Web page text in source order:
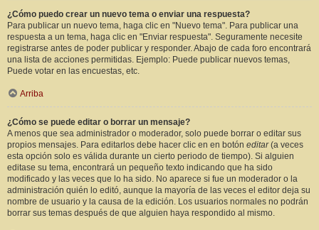
¿Cómo puedo crear un nuevo tema o enviar una respuesta?
Para publicar un nuevo tema, haga clic en "Nuevo tema". Para publicar una
respuesta a un tema, haga clic en "Enviar respuesta". Seguramente necesite
registrarse antes de poder publicar y responder. Abajo de cada foro encontrará
una lista de acciones permitidas. Ejemplo: Puede publicar nuevos temas,
Puede votar en las encuestas, etc.
Arriba
¿Cómo se puede editar o borrar un mensaje?
A menos que sea administrador o moderador, solo puede borrar o editar sus
propios mensajes. Para editarlos debe hacer clic en en botón editar(a veces
esta opción solo es válida durante un cierto periodo de tiempo). Si alguien
editase su tema, encontrará un pequeño texto indicando que ha sido
modificado y las veces que lo ha sido. No aparece si fue un moderador o la
administración quién lo editó, aunque la mayoría de las veces el editor deja su
nombre de usuario y la causa de la edición. Los usuarios normales no podrán
borrar sus temas después de que alguien haya respondido al mismo.